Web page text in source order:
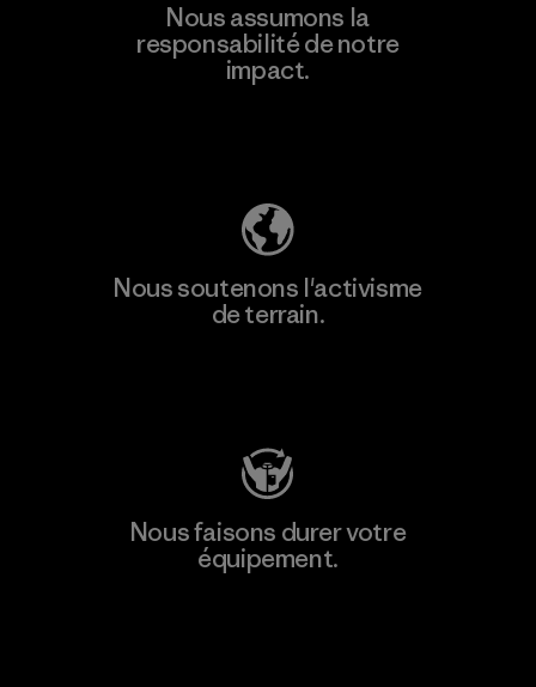
Nous assumons la
responsabilité de notre
impact.
Nous soutenons l'activisme
de terrain.
Nous faisons durer votre
équipement.